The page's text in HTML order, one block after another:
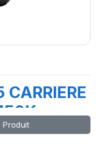
Produit